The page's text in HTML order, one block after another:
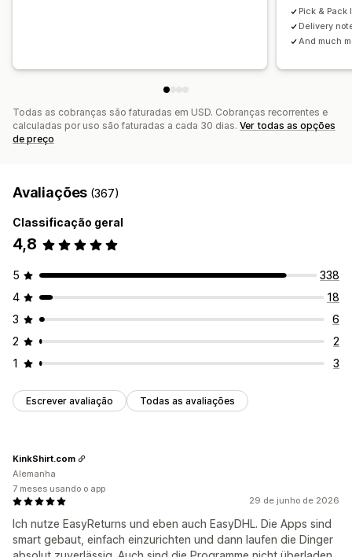
Pick &
Delivery
And much
Todas as cobranças são faturadas em USD. Cobranças recorrentes e
calculadas por uso são faturadas a cada 30 dias. Ver todas as opções
de preço
Avaliações (367)
Classificação geral
4,8
5
338
4
18
3
6
2
2
1
3
Escrever avaliação Todas as avaliações
29 de junho de 2026
Ich nutze EasyReturns und eben auch EasyDHL. Die Apps sind
smart gebaut, einfach einzurichten und dann laufen die Dinger
KinkShirt.com
Alemanha
7 meses usando o app